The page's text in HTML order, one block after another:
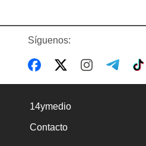
Síguenos:
14ymedio
Contacto